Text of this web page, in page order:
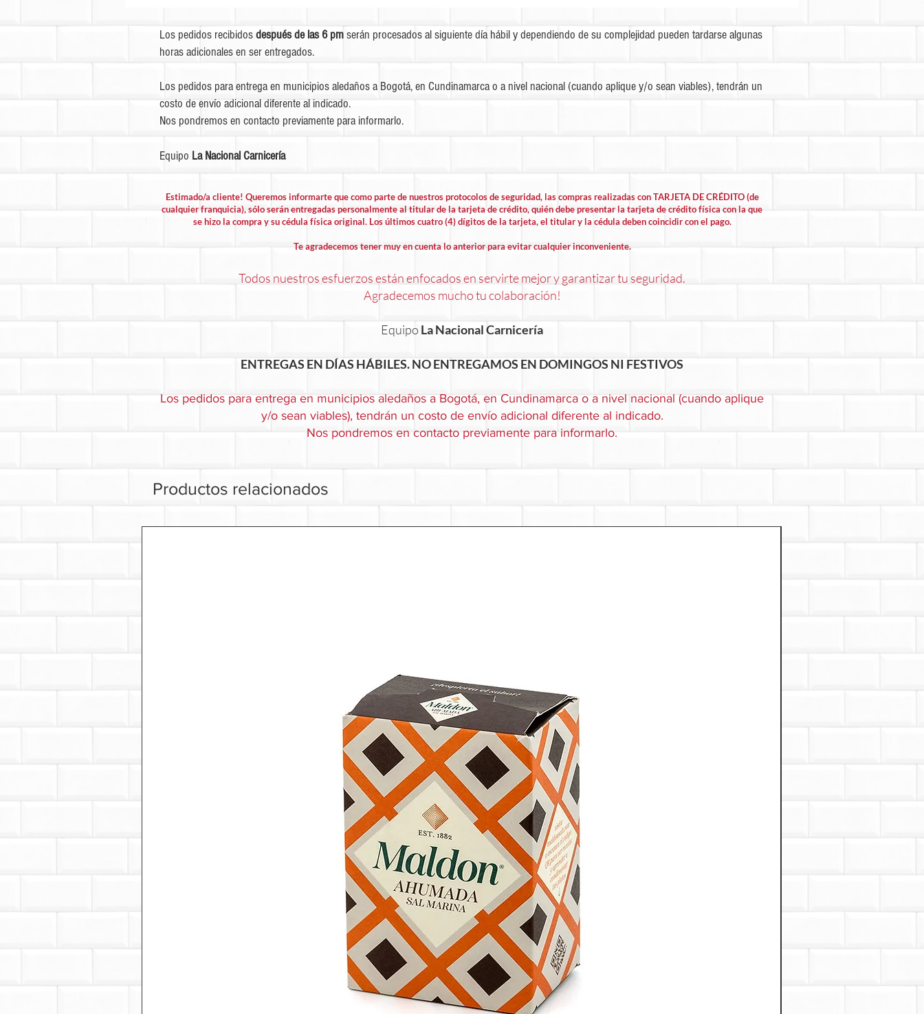
Los pedidos recibidosdespués de las 6 pmserán procesados al siguiente día hábil y dependiendo de su complejidad pueden tardarse algunas
horas adicionales en ser entregados.
Los pedidos para entrega en municipios aledaños a Bogotá, en Cundinamarca o a nivel nacional (cuando aplique y/o sean viables), tendrán un
costo de envío adicional diferente al indicado.
Nos pondremos en contacto previamente para informarlo.
Equipo La Nacional Carnicería
Estimado/a cliente! Queremos informarte que como parte de nuestros protocolos de seguridad, las compras realizadas con TARJETA DE CRÉDITO (de
cualquier franquicia), sólo serán entregadas personalmente al titular de la tarjeta de crédito, quién debe presentar la tarjeta de crédito física con la que
se hizo la compra y su cédula física original. Los últimos cuatro (4) dígitos de la tarjeta, el titular y la cédula deben coincidir con el pago.
Te agradecemos tener muy en cuenta lo anterior para evitar cualquier inconveniente.
Todos nuestros esfuerzos están enfocados en servirte mejor y garantizar tu seguridad.
Agradecemos mucho tu colaboración!
Equipo La Nacional Carnicería
ENTREGAS EN DÍAS HÁBILES. NO ENTREGAMOS EN DOMINGOS NI FESTIVOS
Los pedidos para entrega en municipios aledaños a Bogotá, en Cundinamarca o a nivel nacional (cuando aplique
y/o sean viables), tendrán un costo de envío adicional diferente al indicado.
Nos pondremos en contacto previamente para informarlo.
Productos relacionados